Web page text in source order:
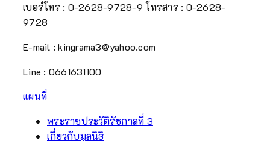
เบอร์โทร : 0-2628-9728-9 โทรสาร : 0-2628-
9728
E-mail : kingrama3@yahoo.com
Line : 0661631100
แผนที่
พระราชประวัติรัชกาลที่ 3
เกี่ยวกับมูลนิธิ